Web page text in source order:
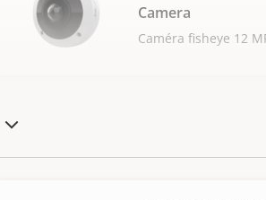
Camera
Caméra fisheye 12